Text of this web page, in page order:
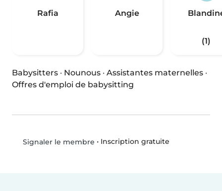
Rafia Angie
(1)
Babysitters · Nounous · Assistantes maternelles ·
Offres d'emploi de babysitting
Signaler le membre • Inscription gratuite